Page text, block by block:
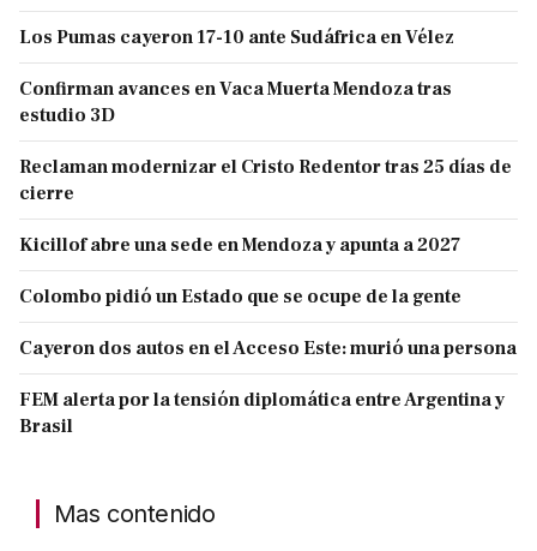
Los Pumas cayeron 17-10 ante Sudáfrica en Vélez
Confirman avances en Vaca Muerta Mendoza tras
estudio 3D
Reclaman modernizar el Cristo Redentor tras 25 días de
cierre
Kicillof abre una sede en Mendoza y apunta a 2027
Colombo pidió un Estado que se ocupe de la gente
Cayeron dos autos en el Acceso Este: murió una persona
FEM alerta por la tensión diplomática entre Argentina y
Brasil
Mas contenido